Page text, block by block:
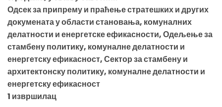
Одсек за припрему и праћење стратешких и других
докумената у области становања, комуналних
делатности и енергетске ефикасности, Одељење за
стамбену политику, комуналне делатности и
енергетску ефикасност, Сектор за стамбену и
архитектонску политику, комуналне делатности и
енергетску ефикасност
1 извршилац